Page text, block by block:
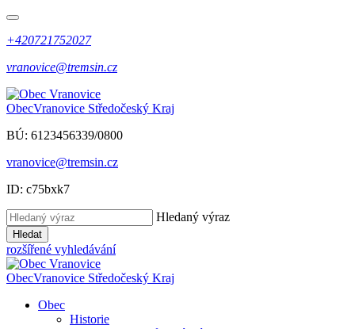
+420721752027
vranovice@tremsin.cz
ObecVranovice Středočeský Kraj
BÚ: 6123456339/0800
vranovice@tremsin.cz
ID: c75bxk7
Hledaný výraz
Hledat
rozšířené vyhledávání
ObecVranovice Středočeský Kraj
Obec
Historie